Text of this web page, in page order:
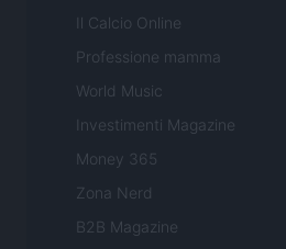
Il Calcio Online
Professione mamma
World Music
Investimenti Magazine
Money 365
Zona Nerd
B2B Magazine